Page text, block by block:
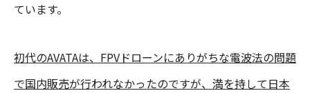
ています。
初代のAVATAは、FPVドローンにありがちな電波法の問題
で国内販売が行われなかったのですが、満を持して日本